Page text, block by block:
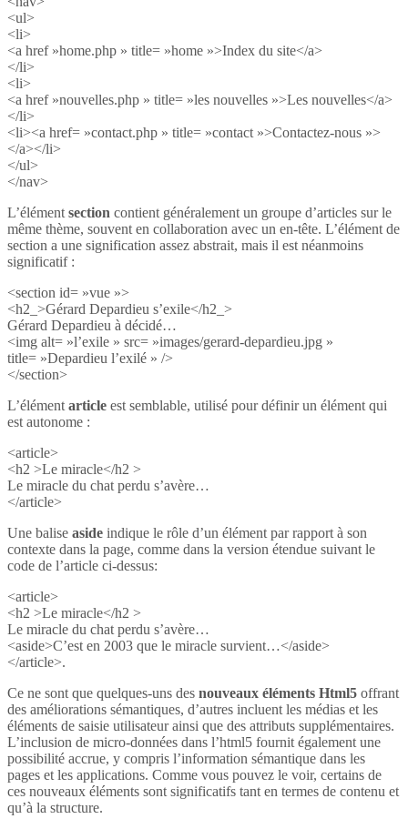
<ul>
<li>
<a href »home.php » title= »home »>Index du site</a>
</li>
<li>
<a href »nouvelles.php » title= »les nouvelles »>Les nouvelles</a>
</li>
<li><a href= »contact.php » title= »contact »>Contactez-nous »>
</a></li>
</ul>
</nav>
L’élément section contient généralement un groupe d’articles sur le
même thème, souvent en collaboration avec un en-tête. L’élément de
section a une signification assez abstrait, mais il est néanmoins
significatif :
<section id= »vue »>
<h2_>Gérard Depardieu s’exile</h2_>
Gérard Depardieu à décidé…
<img alt= »l’exile » src= »images/gerard-depardieu.jpg »
title= »Depardieu l’exilé » />
</section>
L’élément article est semblable, utilisé pour définir un élément qui
est autonome :
<article>
<h2 >Le miracle</h2 >
Le miracle du chat perdu s’avère…
</article>
Une balise aside indique le rôle d’un élément par rapport à son
contexte dans la page, comme dans la version étendue suivant le
code de l’article ci-dessus:
<article>
<h2 >Le miracle</h2 >
Le miracle du chat perdu s’avère…
<aside>C’est en 2003 que le miracle survient…</aside>
</article>.
Ce ne sont que quelques-uns des nouveaux éléments Html5 offrant
des améliorations sémantiques, d’autres incluent les médias et les
éléments de saisie utilisateur ainsi que des attributs supplémentaires.
L’inclusion de micro-données dans l’html5 fournit également une
possibilité accrue, y compris l’information sémantique dans les
pages et les applications. Comme vous pouvez le voir, certains de
ces nouveaux éléments sont significatifs tant en termes de contenu et
qu’à la structure.